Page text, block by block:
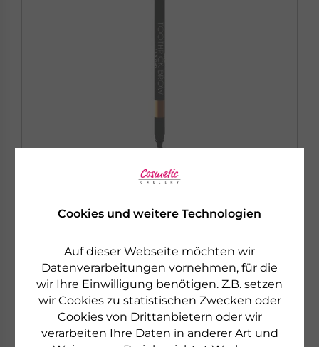
Cookies und weitere Technologien
Auf dieser Webseite möchten wir
Datenverarbeitungen vornehmen, für die
wir Ihre Einwilligung benötigen. Z.B. setzen
wir Cookies zu statistischen Zwecken oder
Cookies von Drittanbietern oder wir
verarbeiten Ihre Daten in anderer Art und
Wasserfester Augenbrauenstift
€ 22,40 0,09 g
€ 248.888,89 pro 1000 gr
sofort lieferbar